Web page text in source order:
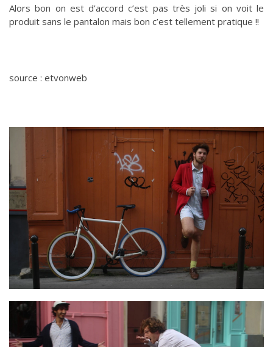
Alors bon on est d’accord c’est pas très joli si on voit le
produit sans le pantalon mais bon c’est tellement pratique !!
source : etvonweb